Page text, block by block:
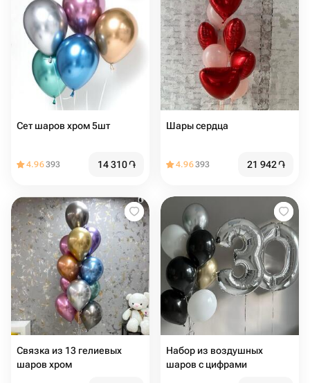
Сет шаров хром 5шт
4.96393 14 310֏
Шары сердца
4.96393 21 942֏
Связка из 13 гелиевых
шаров хром
Набор из воздушных
шаров с цифрами